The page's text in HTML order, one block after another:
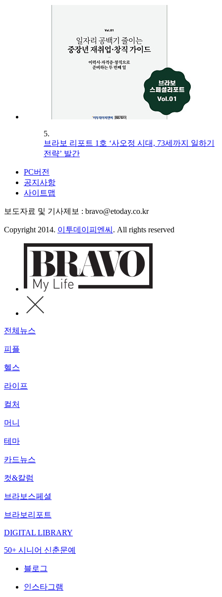
5.
브라보 리포트 1호 ‘사오정 시대, 73세까지 일하기
전략’ 발간
PC버전
공지사항
사이트맵
보도자료 및 기사제보 : bravo@etoday.co.kr
Copyright 2014. 이투데이피엔씨 . All rights reserved
전체뉴스
피플
헬스
라이프
컬처
머니
테마
카드뉴스
컷&칼럼
브라보스페셜
브라보리포트
DIGITAL LIBRARY
50+ 시니어 신춘문예
블로그
인스타그램